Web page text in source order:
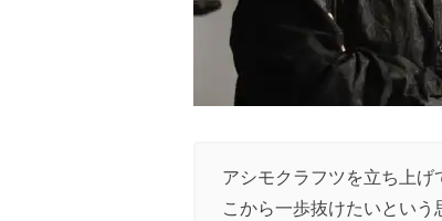
アシモクラフツを立ち上
こから一歩抜けたいという